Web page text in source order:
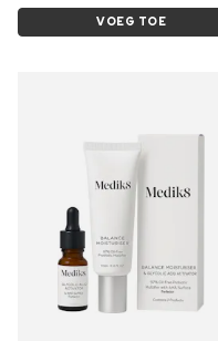
VOEG TOE